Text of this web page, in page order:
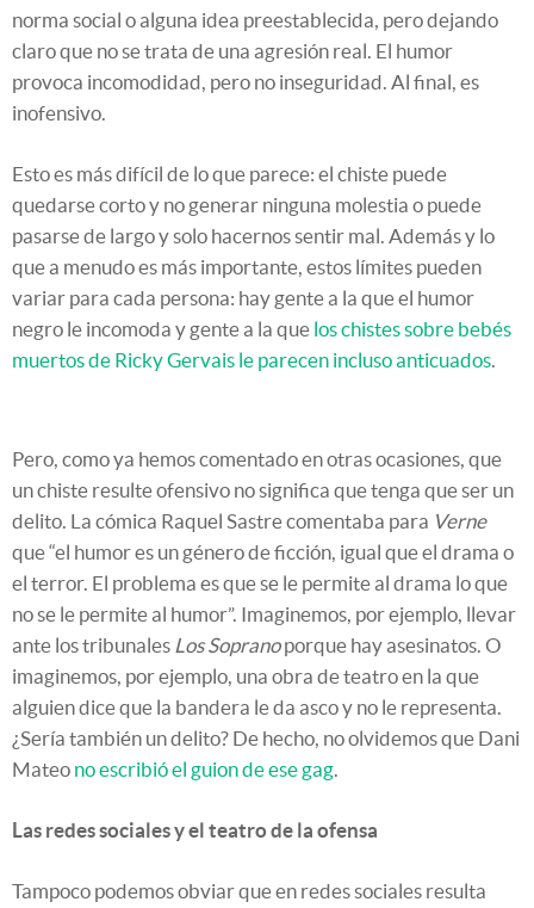
norma social o alguna idea preestablecida, pero dejando
claro que no se trata de una agresión real. El humor
provoca incomodidad, pero no inseguridad. Al final, es
inofensivo.
Esto es más difícil de lo que parece: el chiste puede
quedarse corto y no generar ninguna molestia o puede
pasarse de largo y solo hacernos sentir mal. Además y lo
que a menudo es más importante, estos límites pueden
variar para cada persona: hay gente a la que el humor
negro le incomoda y gente a la que los chistes sobre bebés
muertos de Ricky Gervais le parecen incluso anticuados
Pero, como ya hemos comentado en otras ocasiones, que
un chiste resulte ofensivo no significa que tenga que ser un
delito. La cómica Raquel Sastre comentaba para Verne
que “el humor es un género de ficción, igual que el drama o
el terror. El problema es que se le permite al drama lo que
no se le permite al humor”. Imaginemos, por ejemplo, llevar
ante los tribunales Los Sopranoporque hay asesinatos. O
imaginemos, por ejemplo, una obra de teatro en la que
alguien dice que la bandera le da asco y no le representa.
¿Sería también un delito? De hecho, no olvidemos que Dani
Mateo no escribió el guion de ese gag
Las redes sociales y el teatro de la ofensa
Tampoco podemos obviar que en redes sociales resulta